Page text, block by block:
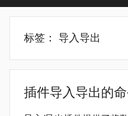
标签： 导入导出
插件导入导出的